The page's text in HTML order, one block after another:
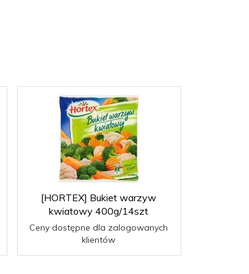
[HORTEX] Bukiet warzyw
kwiatowy 400g/14szt
Ceny dostępne dla zalogowanych
klientów